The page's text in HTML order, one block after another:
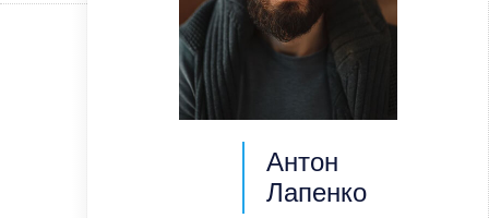
Антон
Лапенко